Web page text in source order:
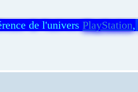
de l'universPlayStation,